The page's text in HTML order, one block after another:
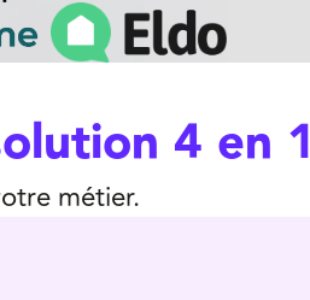
4 en 1
métier.